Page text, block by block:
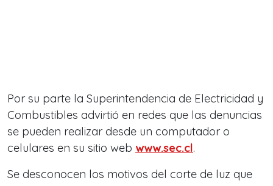
Por su parte la Superintendencia de Electricidad y
Combustibles advirtió en redes que las denuncias
se pueden realizar desde un computador o
celulares en su sitio web www.sec.cl.
Se desconocen los motivos del corte de luz que